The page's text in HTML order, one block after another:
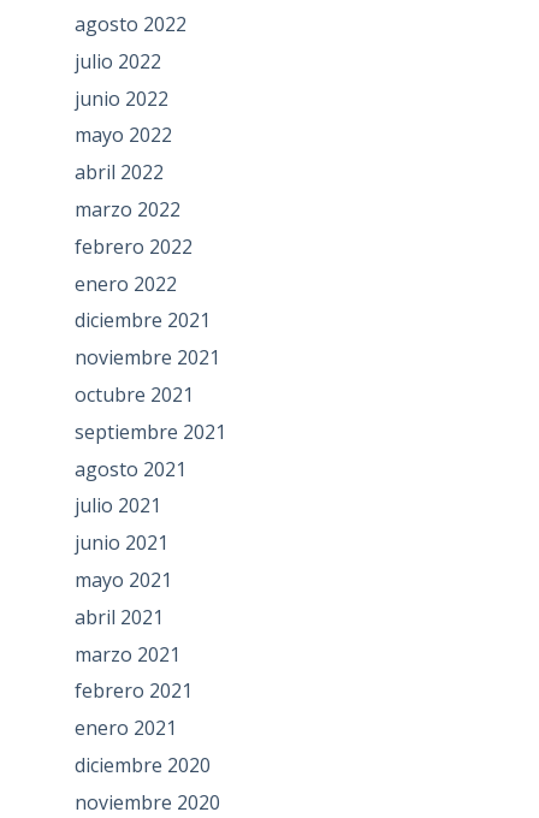
agosto 2022
julio 2022
junio 2022
mayo 2022
abril 2022
marzo 2022
febrero 2022
enero 2022
diciembre 2021
noviembre 2021
octubre 2021
septiembre 2021
agosto 2021
julio 2021
junio 2021
mayo 2021
abril 2021
marzo 2021
febrero 2021
enero 2021
diciembre 2020
noviembre 2020